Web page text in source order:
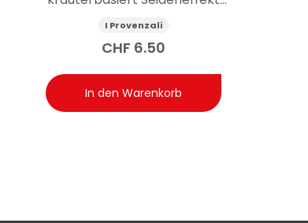
Sheabutter und Avocado 250 ml
I Provenzali
CHF 6.50
In den Warenkorb